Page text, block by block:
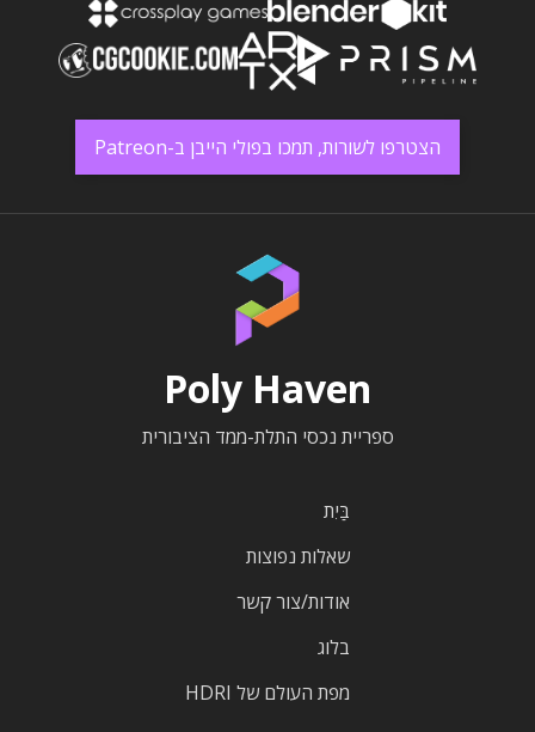
הצטרפו לשורות, תמכו בפולי הייבן ב-Patreon
Poly Haven
ספריית נכסי התלת-ממד הציבורית
בַּיִת
שאלות נפוצות
אודות/צור קשר
בלוג
מפת העולם של HDRI